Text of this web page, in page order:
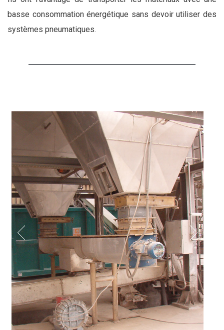
basse consommation énergétique sans devoir utiliser des
systèmes pneumatiques.